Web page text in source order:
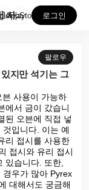
왜 파이렉스는 예열된 오븐에서 사용할 수 있지만 석기는...
AppStore 로그인
팔로우
지만 석기는 그
사용이 가능하
에서 금이 갔습니
된 오븐에 직접 넣
입니다. 이는 예
리 접시를 사용한
접시와 유리 접시
있습니다. 또한,
경우가 많아 Pyrex
대해서도 궁금해